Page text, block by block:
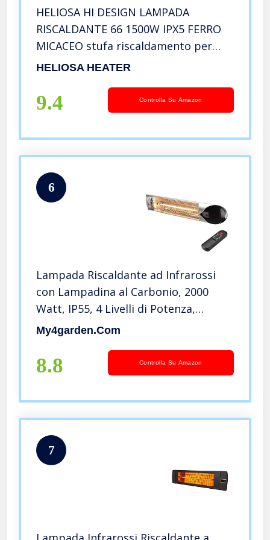
HELIOSA HI DESIGN LAMPADA
RISCALDANTE 66 1500W IPX5 FERRO
MICACEO stufa riscaldamento per
esterno interno Area riscaldata mq
HELIOSA HEATER
9.4 Controlla Su Amazon
6
Lampada Riscaldante ad Infrarossi
con Lampadina al Carbonio, 2000
Watt, IP55, 4 Livelli di Potenza,
Interno e Esterno, Bassi Consumi
My4garden.com
8.8 Controlla Su Amazon
7